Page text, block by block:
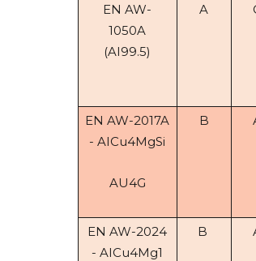
EN AW-
1050A
(AI99.5)
A
EN AW-2017A
- AICu4MgSi
AU4G
B
EN AW-2024
- AICu4Mg1
B